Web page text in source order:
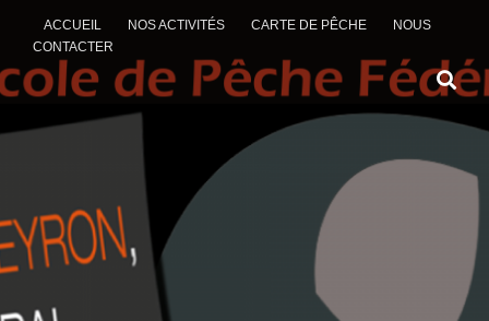
ACCUEIL NOS ACTIVITÉS CARTE DE PÊCHE
NOUS
CONTACTER